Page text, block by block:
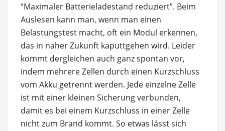
“Maximaler Batterieladestand reduziert”. Beim
Auslesen kann man, wenn man einen
Belastungstest macht, oft ein Modul erkennen,
das in naher Zukunft kaputtgehen wird. Leider
kommt dergleichen auch ganz spontan vor,
indem mehrere Zellen durch einen Kurzschluss
vom Akku getrennt werden. Jede einzelne Zelle
ist mit einer kleinen Sicherung verbunden,
damit es bei einem Kurzschluss in einer Zelle
nicht zum Brand kommt. So etwas lässt sich